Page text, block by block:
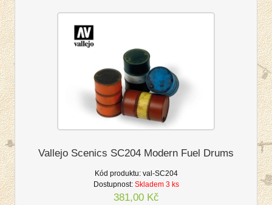
Vallejo Scenics SC204 Modern Fuel Drums
Kód produktu: val-SC204
Dostupnost: Skladem 3 ks
381,00 Kč